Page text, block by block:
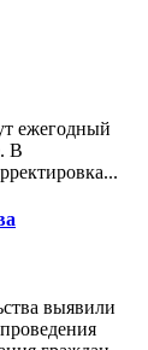
ежегодный
В
выявили